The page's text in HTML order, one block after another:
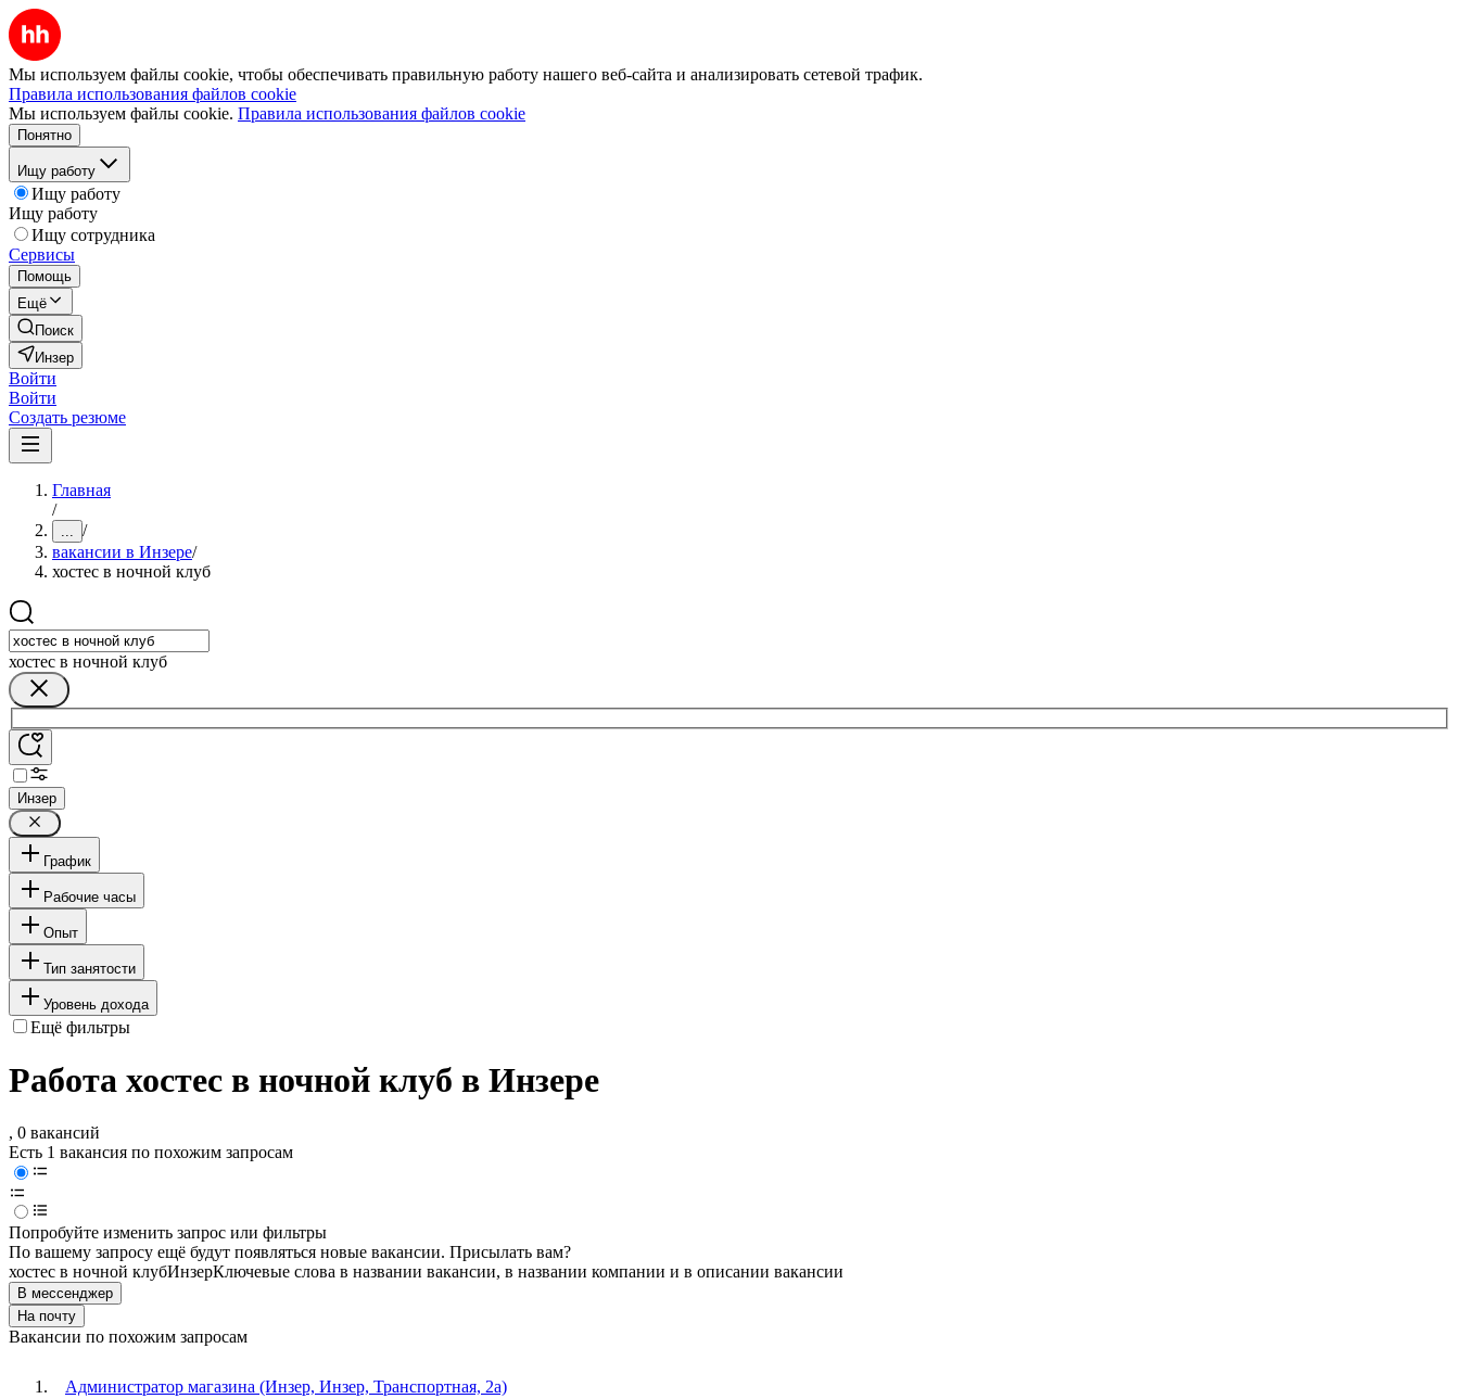
Мы используем файлы cookie, чтобы обеспечивать правильную работу нашего веб-сайта и анализировать сетевой трафик.
Правила использования файлов cookie
Мы используем файлы cookie. Правила использования файлов cookie
Понятно
Ищу работу
Ищу работу
Ищу работу
Ищу сотрудника
Сервисы
Помощь
Ещё
Поиск
Инзер
Войти
Войти
Создать резюме
Главная
/
... /
вакансии в Инзере/
хостес в ночной клуб
хостес в ночной клуб
Инзер
График
Рабочие часы
Опыт
Тип занятости
Уровень дохода
Ещё фильтры
Работа хостес в ночной клуб в Инзере
, 0 вакансий
Есть 1 вакансия по похожим запросам
Попробуйте изменить запрос или фильтры
По вашему запросу ещё будут появляться новые вакансии. Присылать вам?
хостес в ночной клубИнзерКлючевые слова в названии вакансии, в названии компании и в описании вакансии
В мессенджер
На почту
Вакансии по похожим запросам
Администратор магазина (Инзер, Инзер, Транспортная, 2а)